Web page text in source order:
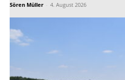
Sören Müller 4. August 2026